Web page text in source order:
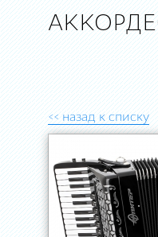
<< назад к списку